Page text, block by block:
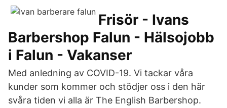
Frisör - Ivans
Barbershop Falun - Hälsojobb
i Falun - Vakanser
Med anledning av COVID-19. Vi tackar våra
kunder som kommer och stödjer oss i den här
svåra tiden vi alla är The English Barbershop.